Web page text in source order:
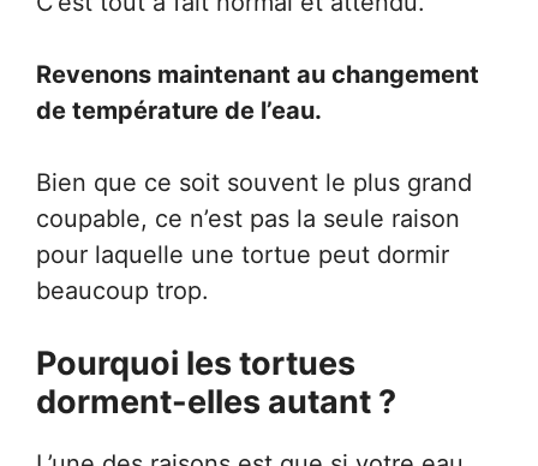
Revenons maintenant au changement
de température de l’eau.
Bien que ce soit souvent le plus grand
coupable, ce n’est pas la seule raison
pour laquelle une tortue peut dormir
beaucoup trop.
Pourquoi les tortues
dorment-elles autant ?